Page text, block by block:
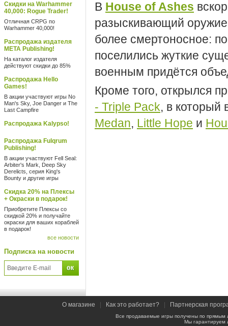
Скидки на Warhammer
40,000: Rogue Trader!
Отличная CRPG по
Warhammer 40,000!
Распродажа издателя
META Publishing!
На каталог издателя
действуют скидки до 85%
Распродажа Hello
Games!
В акции участвуют игры No
Man's Sky, Joe Danger и The
Last Campfire
Распродажа Kalypso!
Распродажа Fulqrum
Publishing!
В акции участвуют Fell Seal:
Arbiter's Mark, Deep Sky
Derelicts, серия King's
Bounty и другие игры
Скидка 20% на Плексы
+ Окраски в подарок!
Приобретите Плексы со
скидкой 20% и получайте
окраски для ваших кораблей
в подарок!
все новости
Подписка на новости
В House of Ashes
разыскивающий оружие
более смертоносное:
поселились жуткие
военным придётся
Кроме того, открылся
- Triple Pack, в который
Medan, Little Hope и
О магазине Как это работает? Партнерская
Все продаваемые игры получены по
Мы гарантируем